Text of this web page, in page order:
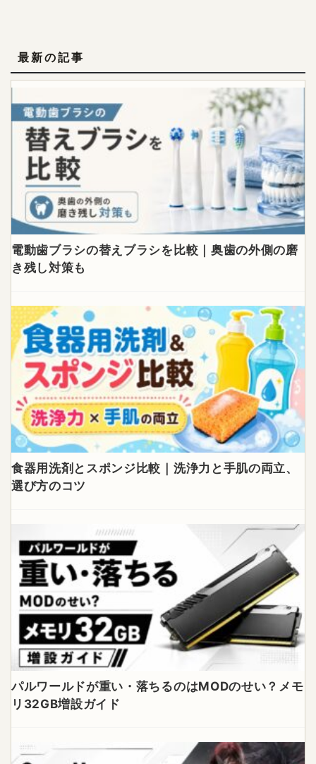
最新の記事
電動歯ブラシの替えブラシを比較｜奥歯の外側の磨
き残し対策も
食器用洗剤とスポンジ比較｜洗浄力と手肌の両立、
選び方のコツ
パルワールドが重い・落ちるのはMODのせい？メモ
リ32GB増設ガイド